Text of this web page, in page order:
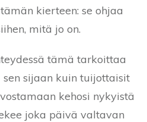
kierteen: se ohjaa
mitä jo on.
tämä tarkoittaa
sen sijaan kuin tuijottaisit
kehosi nykyistä
joka päivä valtavan